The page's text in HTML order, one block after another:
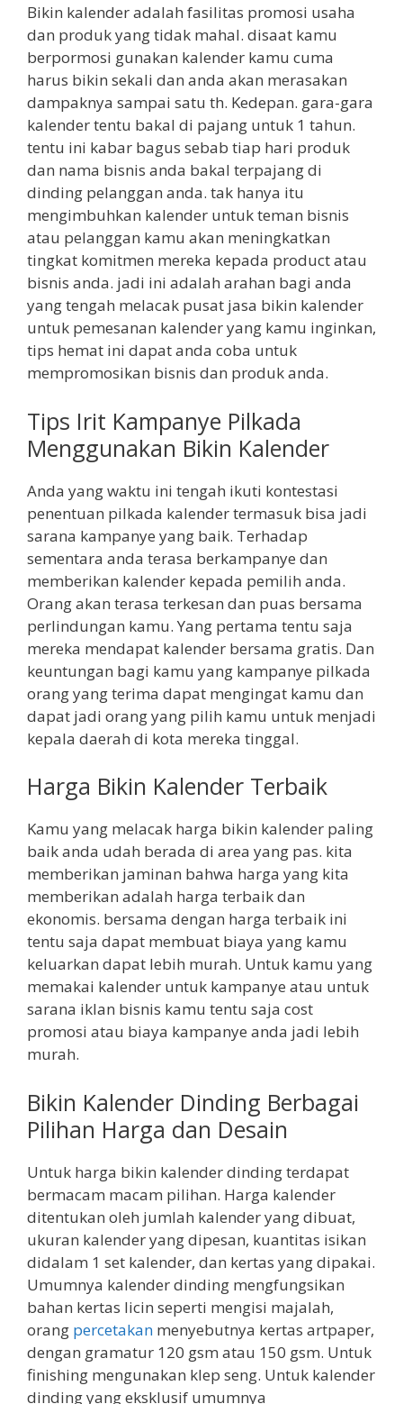
Bikin kalender adalah fasilitas promosi usaha
dan produk yang tidak mahal. disaat kamu
berpormosi gunakan kalender kamu cuma
harus bikin sekali dan anda akan merasakan
dampaknya sampai satu th. Kedepan. gara-gara
kalender tentu bakal di pajang untuk 1 tahun.
tentu ini kabar bagus sebab tiap hari produk
dan nama bisnis anda bakal terpajang di
dinding pelanggan anda. tak hanya itu
mengimbuhkan kalender untuk teman bisnis
atau pelanggan kamu akan meningkatkan
tingkat komitmen mereka kepada product atau
bisnis anda. jadi ini adalah arahan bagi anda
yang tengah melacak pusat jasa bikin kalender
untuk pemesanan kalender yang kamu inginkan,
tips hemat ini dapat anda coba untuk
mempromosikan bisnis dan produk anda.
Tips Irit Kampanye Pilkada
Menggunakan Bikin Kalender
Anda yang waktu ini tengah ikuti kontestasi
penentuan pilkada kalender termasuk bisa jadi
sarana kampanye yang baik. Terhadap
sementara anda terasa berkampanye dan
memberikan kalender kepada pemilih anda.
Orang akan terasa terkesan dan puas bersama
perlindungan kamu. Yang pertama tentu saja
mereka mendapat kalender bersama gratis. Dan
keuntungan bagi kamu yang kampanye pilkada
orang yang terima dapat mengingat kamu dan
dapat jadi orang yang pilih kamu untuk menjadi
kepala daerah di kota mereka tinggal.
Harga Bikin Kalender Terbaik
Kamu yang melacak harga bikin kalender paling
baik anda udah berada di area yang pas. kita
memberikan jaminan bahwa harga yang kita
memberikan adalah harga terbaik dan
ekonomis. bersama dengan harga terbaik ini
tentu saja dapat membuat biaya yang kamu
keluarkan dapat lebih murah. Untuk kamu yang
memakai kalender untuk kampanye atau untuk
sarana iklan bisnis kamu tentu saja cost
promosi atau biaya kampanye anda jadi lebih
murah.
Bikin Kalender Dinding Berbagai
Pilihan Harga dan Desain
Untuk harga bikin kalender dinding terdapat
bermacam macam pilihan. Harga kalender
ditentukan oleh jumlah kalender yang dibuat,
ukuran kalender yang dipesan, kuantitas isikan
didalam 1 set kalender, dan kertas yang dipakai.
Umumnya kalender dinding mengfungsikan
bahan kertas licin seperti mengisi majalah,
orang percetakan menyebutnya kertas artpaper,
dengan gramatur 120 gsm atau 150 gsm. Untuk
finishing mengunakan klep seng. Untuk kalender
dinding yang eksklusif umumnya